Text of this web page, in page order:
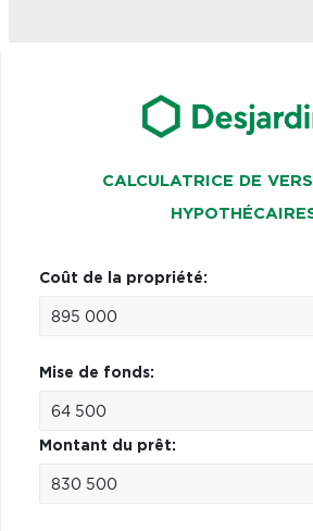
CALCULATRICE DE
Coût de la propriété:
Mise de fonds:
Montant du prêt: